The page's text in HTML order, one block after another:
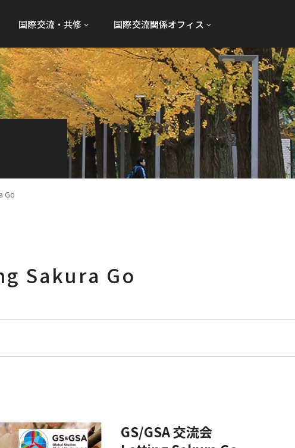
国際交流・共修 国際交流関係オフィス
Go
Sakura Go
GS/GSA 交流会